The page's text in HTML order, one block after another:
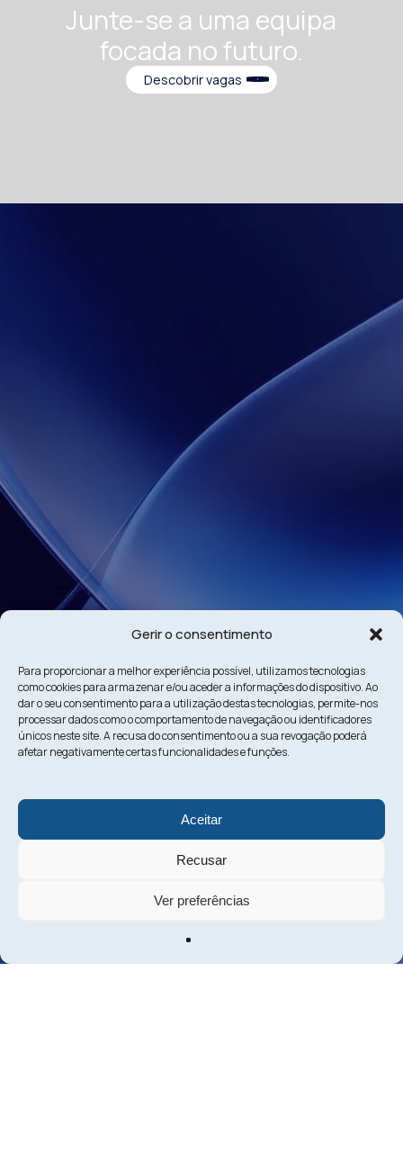
Gerir o consentimento
Para proporcionar a melhor experiência possível, utilizamos tecnologias
como cookies para armazenar e/ou aceder a informações do dispositivo. Ao
dar o seu consentimento para a utilização destas tecnologias, permite-nos
processar dados como o comportamento de navegação ou identificadores
únicos neste site. A recusa do consentimento ou a sua revogação poderá
afetar negativamente certas funcionalidades e funções.
Aceitar
Recusar
Ver preferências
Junte-se a uma equipa
focada no futuro.
Descobrir vagas